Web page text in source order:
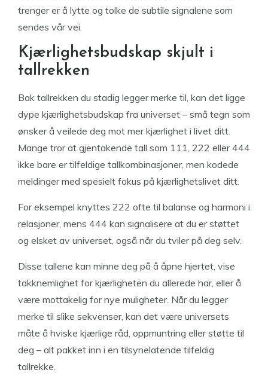
trenger er å lytte og tolke de subtile signalene som
sendes vår vei.
Kjærlighetsbudskap skjult i
tallrekken
Bak tallrekken du stadig legger merke til, kan det ligge
dype kjærlighetsbudskap fra universet – små tegn som
ønsker å veilede deg mot mer kjærlighet i livet ditt.
Mange tror at gjentakende tall som 111, 222 eller 444
ikke bare er tilfeldige tallkombinasjoner, men kodede
meldinger med spesielt fokus på kjærlighetslivet ditt.
For eksempel knyttes 222 ofte til balanse og harmoni i
relasjoner, mens 444 kan signalisere at du er støttet
og elsket av universet, også når du tviler på deg selv.
Disse tallene kan minne deg på å åpne hjertet, vise
takknemlighet for kjærligheten du allerede har, eller å
være mottakelig for nye muligheter. Når du legger
merke til slike sekvenser, kan det være universets
måte å hviske kjærlige råd, oppmuntring eller støtte til
deg – alt pakket inn i en tilsynelatende tilfeldig
tallrekke.